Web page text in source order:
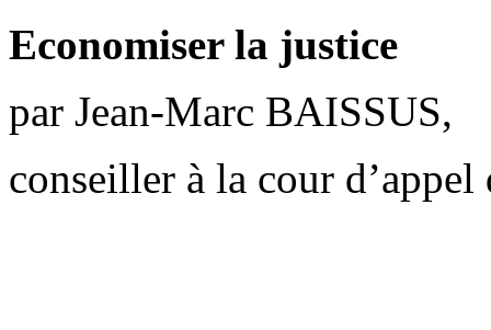
Economiser la justice
par Jean-Marc BAISSUS,
conseiller à la cour d’appel